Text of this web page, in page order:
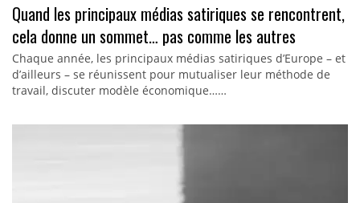
Quand les principaux médias satiriques se rencontrent,
cela donne un sommet… pas comme les autres
Chaque année, les principaux médias satiriques d’Europe – et
d’ailleurs – se réunissent pour mutualiser leur méthode de
travail, discuter modèle économique……